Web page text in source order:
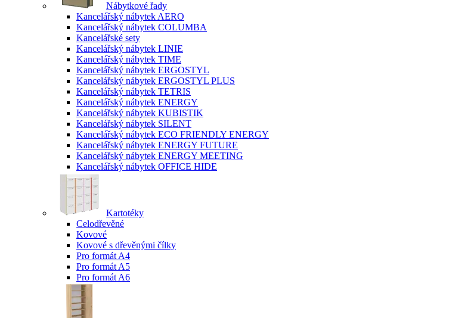
Nábytkové řady
Kancelářský nábytek AERO
Kancelářský nábytek COLUMBA
Kancelářské sety
Kancelářský nábytek LINIE
Kancelářský nábytek TIME
Kancelářský nábytek ERGOSTYL
Kancelářský nábytek ERGOSTYL PLUS
Kancelářský nábytek TETRIS
Kancelářský nábytek ENERGY
Kancelářský nábytek KUBISTIK
Kancelářský nábytek SILENT
Kancelářský nábytek ECO FRIENDLY ENERGY
Kancelářský nábytek ENERGY FUTURE
Kancelářský nábytek ENERGY MEETING
Kancelářský nábytek OFFICE HIDE
Kartotéky
Celodřevěné
Kovové
Kovové s dřevěnými čílky
Pro formát A4
Pro formát A5
Pro formát A6